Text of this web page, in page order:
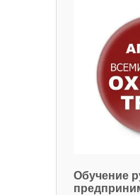
Обучение